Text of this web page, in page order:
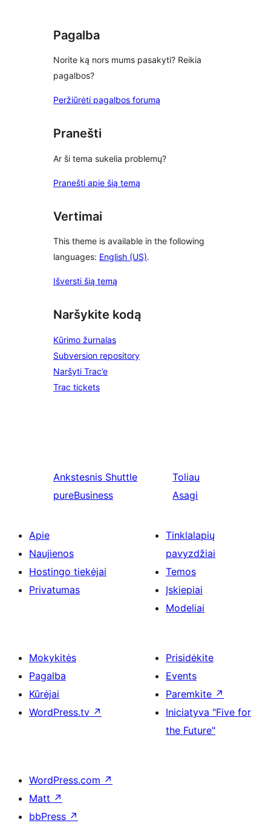
Pagalba
Norite ką nors mums pasakyti? Reikia
pagalbos?
Peržiūrėti pagalbos forumą
Pranešti
Ar ši tema sukelia problemų?
Pranešti apie šią temą
Vertimai
This theme is available in the following
languages: English (US).
Išversti šią temą
Naršykite kodą
Kūrimo žurnalas
Subversion repository
Naršyti Trac’e
Trac tickets
Ankstesnis Shuttle
pureBusiness
Toliau
Asagi
Apie
Naujienos
Hostingo tiekėjai
Privatumas
Tinklalapių
pavyzdžiai
Temos
Įskiepiai
Modeliai
Mokykitės
Pagalba
Kūrėjai
WordPress.tv ↗
Prisidėkite
Events
Paremkite ↗
Iniciatyva "Five for
the Future"
WordPress.com ↗
Matt ↗
bbPress ↗